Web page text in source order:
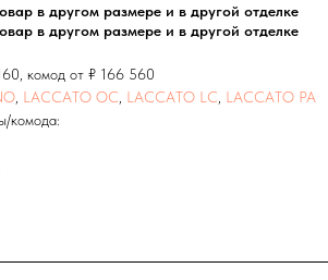
в другом размере и в другой отделке
в другом размере и в другой отделке
комод от ₽ 166 560
LACCATO OC LACCATO LC LACCATO PA
комода:
ПОСТЕРЫ
ЧАСЫ